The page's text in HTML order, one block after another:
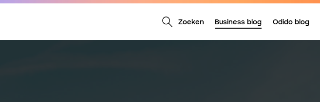
Zoeken Business blog Odido blog